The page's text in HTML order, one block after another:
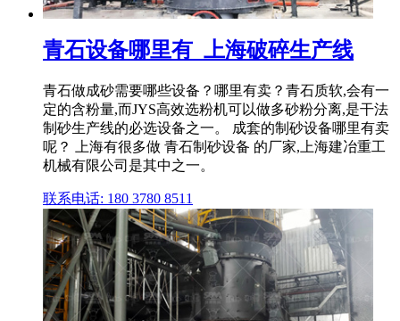
青石设备哪里有_上海破碎生产线
青石做成砂需要哪些设备？哪里有卖？青石质软,会有一
定的含粉量,而JYS高效选粉机可以做多砂粉分离,是干法
制砂生产线的必选设备之一。 成套的制砂设备哪里有卖
呢？ 上海有很多做 青石制砂设备 的厂家,上海建冶重工
机械有限公司是其中之一。
联系电话: 180 3780 8511